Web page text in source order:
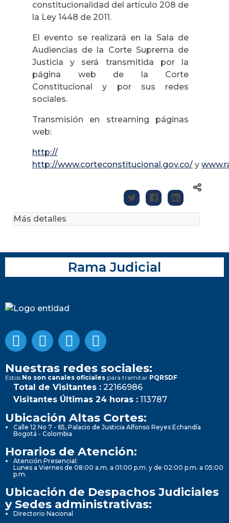
constitucionalidad del artículo 208 de
la Ley 1448 de 2011.
El evento se realizará en la Sala de
Audiencias de la Corte Suprema de
Justicia y será transmitida por la
página web de la Corte
Constitucional y por sus redes
sociales.
Transmisión en streaming páginas
web:
http://
http://www.corteconstitucional.gov.co/ y
Más detalles
Rama Judicial
Nuestras redes sociales:
Estos No son canales oficiales para tramitar PQRSDF
Total de Visitantes : 22166986
Visitantes Últimas 24 horas : 113787
Ubicación Altas Cortes:
Calle 12 No 7 - 65, Palacio de Justicia Alfonso Reyes Echandía
Bogotá - Colombia
Horarios de Atención:
Atención Presencial:
Lunes a Viernes de 08:00 a.m. a 01:00 p.m. y de 02:00 p.m. a 05:00
p.m.
Ubicación de Despachos Judiciales
y Sedes administrativas:
Directorio Nacional